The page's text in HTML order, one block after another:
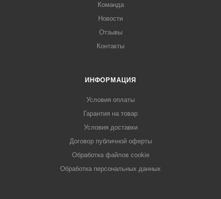
Команда
Новости
Отзывы
Контакты
ИНФОРМАЦИЯ
Условия оплаты
Гарантия на товар
Условия доставки
Договор публичной оферты
Обработка файлов cookie
Обработка персональных данных